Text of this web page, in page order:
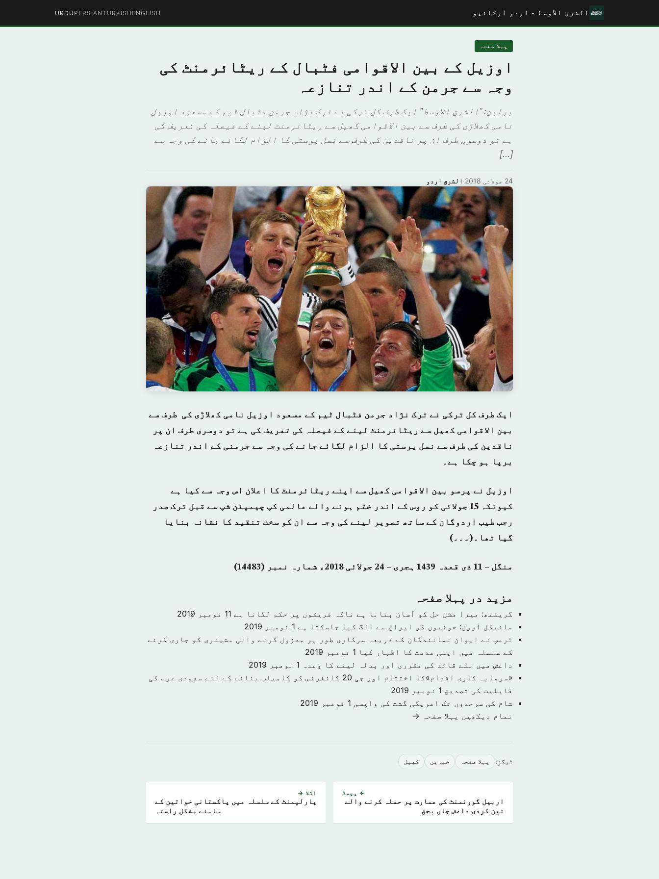
الشرق الأوسط - اردو آرکائیو ENGLISH
TURKISH
PERSIAN
URDU
پہلا صفحہ
اوزیل کے بین الاقوامی فٹبال کے ریٹائرمنٹ کی
وجہ سے جرمن کے اندر تنازعہ
برلین: "الشرق الاوسط” ایک طرف کل ترکی نے ترک نژاد جرمن فٹبال ٹیم کے مسعود اوزیل
نامی کھلاڑی کی طرف سے بین الاقوامی کھیل سے ریٹائرمنٹ لینے کے فیصلہ کی تعریف کی
ہے تو دوسری طرف ان پر ناقدین کی طرف سے نسل پرستی کا الزام لگائے جانے کی وجہ سے
[…]
الشرق اردو · 24 جولائی 2018
ایک طرف کل ترکی نے ترک نژاد جرمن فٹبال ٹیم کے مسعود اوزیل نامی کھلاڑی کی طرف سے
بین الاقوامی کھیل سے ریٹائرمنٹ لینے کے فیصلہ کی تعریف کی ہے تو دوسری طرف ان پر
ناقدین کی طرف سے نسل پرستی کا الزام لگائے جانے کی وجہ سے جرمنی کے اندر تنازعہ
برپا ہو چکا ہے۔
اوزیل نے پرسو بین الاقوامی کھیل سے اپنے ریٹائرمنٹ کا اعلان اس وجہ سے کیا ہے
کیونکہ 15 جولائی کو روس کے اندر ختم ہونے والے عالمی کپ چیمپئن شپ سے قبل ترک صدر
رجب طیب اردوگان کے ساتھ تصویر لینے کی وجہ سے ان کو سخت تنقید کا نشانہ بنایا
گیا تھا۔(۔۔۔)
منگل – 11 ذی قعدہ 1439 ہجری – 24 جولائی 2018ء شمارہ نمبر (14483)
مزید در پہلا صفحہ
گریفتھ: میرا مشن حل کو آسان بنانا ہے ناکہ فریقوں پر حکم لگانا ہے 11 نومبر 2019
مائیکل آرون: حوثیوں کو ایران سے الگ کیا جاسکتا ہے 1 نومبر 2019
ٹرمپ نے ایوان نمائندگان کے ذریعہ سرکاری طور پر معزول کرنے والی مشینری کو جاری کرنے
کے سلسلہ میں اپنی مذمت کا اظہار کیا 1 نومبر 2019
داعش میں نئے قائد کی تقرری اور بدلہ لینے کا وعدہ
1 نومبر 2019
«سرمایہ کاری اقدام»کا اختتام اور جی 20 کانفرنس کو کامیاب بنانے کے لئے سعودی عرب کی
قابلیت کی تصدیق 1 نومبر 2019
شام کی سرحدوں تک امریکی گشت کی واپسی 1 نومبر 2019
تمام دیکھیں پہلا صفحہ →
ٹیگز: پہلا صفحہ خبريں كهيل
← پچھلا
اربیل گورنمنٹ کی عمارت پر حملہ کرنے والے
تین کردی داعش جاں بحق
اگلا →
پارلیمنٹ کے سلسلہ میں پاکستانی خواتین کے
سامنے مشکل راستہ